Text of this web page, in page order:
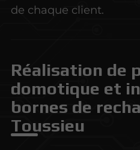
de chaque client.
Réalisation de
domotique et
bornes de
Toussieu